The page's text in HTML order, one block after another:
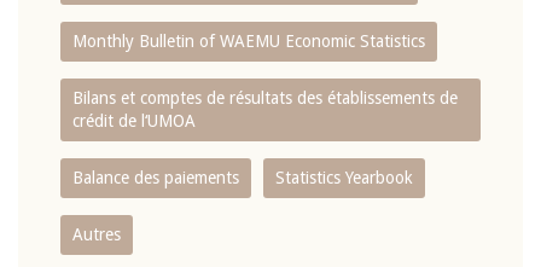
Monthly Bulletin of WAEMU Economic Statistics
Bilans et comptes de résultats des établissements de
crédit de l‘UMOA
Balance des paiements Statistics Yearbook
Autres